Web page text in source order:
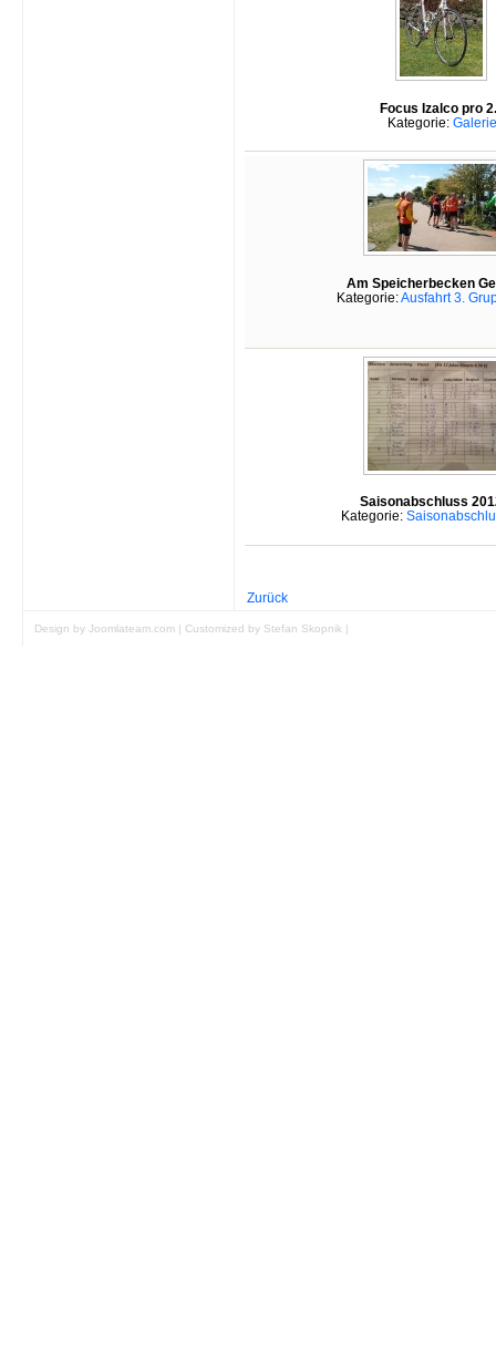
Focus Izalco pro
Kategorie:
Am Speicherbecken
Kategorie:Ausfahrt 3.
Saisonabschluss
Kategorie:
Zurück
Design by Joomlateam.com | Customized by Stefan Skopnik |